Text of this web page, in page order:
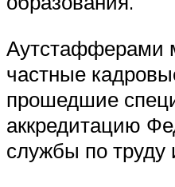
Аутстафферами
частные
прошедшие
аккредитацию
службы по труду